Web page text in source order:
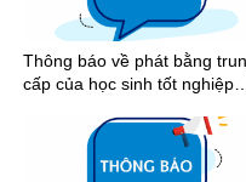
Thông báo về phát bằng
cấp của học sinh tốt nghiệp